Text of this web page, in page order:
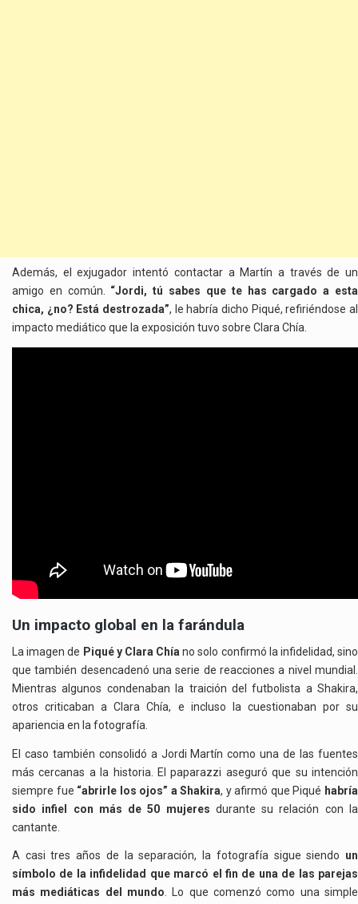
Además, el exjugador intentó contactar a Martín a través de un
amigo en común. “Jordi, tú sabes que te has cargado a esta
chica, ¿no? Está destrozada”, le habría dicho Piqué, refiriéndose al
impacto mediático que la exposición tuvo sobre Clara Chía.
Un impacto global en la farándula
La imagen de Piqué y Clara Chía no solo confirmó la infidelidad, sino
que también desencadenó una serie de reacciones a nivel mundial.
Mientras algunos condenaban la traición del futbolista a Shakira,
otros criticaban a Clara Chía, e incluso la cuestionaban por su
apariencia en la fotografía.
El caso también consolidó a Jordi Martín como una de las fuentes
más cercanas a la historia. El paparazzi aseguró que su intención
siempre fue “abrirle los ojos” a Shakira, y afirmó que Piqué habría
sido infiel con más de 50 mujeres durante su relación con la
cantante.
A casi tres años de la separación, la fotografía sigue siendo un
símbolo de la infidelidad que marcó el fin de una de las parejas
más mediáticas del mundo. Lo que comenzó como una simple